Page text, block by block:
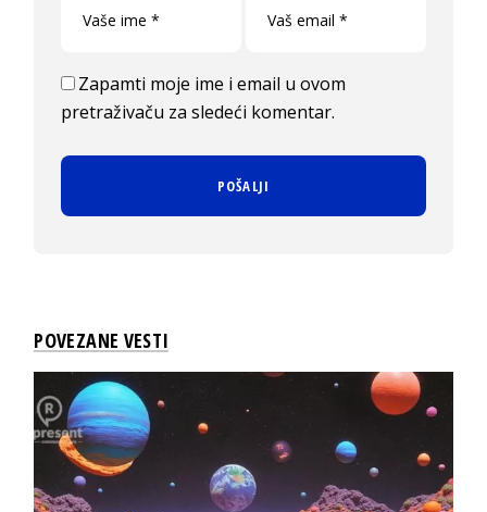
Zapamti moje ime i email u ovom
pretraživaču za sledeći komentar.
POVEZANE VESTI